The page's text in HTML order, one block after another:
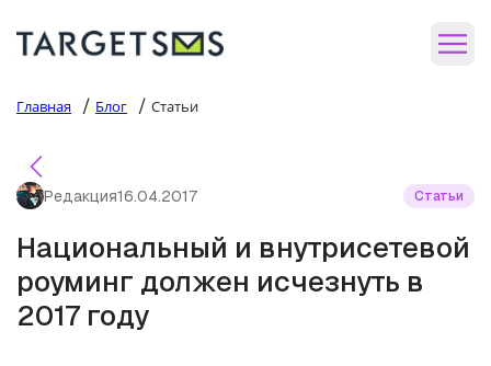
Главная / Блог / Статьи
Редакция16.04.2017 Статьи
Национальный и внутрисетевой
роуминг должен исчезнуть в
2017 году